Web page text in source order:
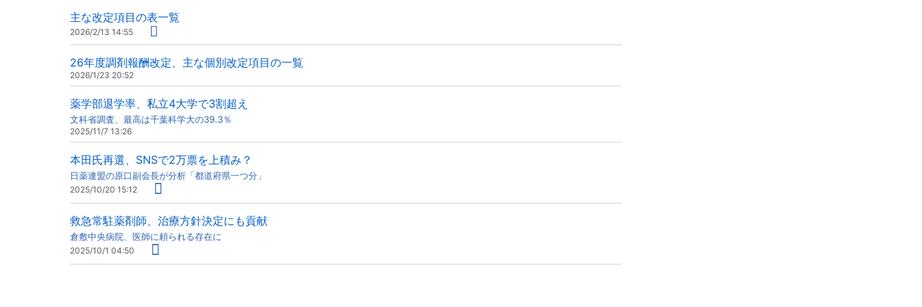
主な改定項目の表一覧
2026/2/13 14:55
26年度調剤報酬改定、主な個別改定項目の一覧
2026/1/23 20:52
薬学部退学率、私立4大学で3割超え
文科省調査、最高は千葉科学大の39.3％
2025/11/7 13:26
本田氏再選、SNSで2万票を上積み？
日薬連盟の原口副会長が分析「都道府県一つ分」
2025/10/20 15:12
救急常駐薬剤師、治療方針決定にも貢献
倉敷中央病院、医師に頼られる存在に
2025/10/1 04:50